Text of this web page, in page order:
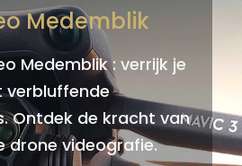
Medemblik
Medemblik : verrijk je
verbluffende
Ontdek de kracht van
drone videografie.